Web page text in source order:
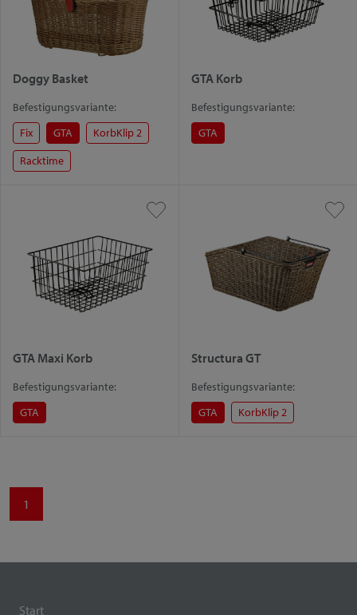
Doggy Basket
Befestigungsvariante:
Fix
GTA
KorbKlip 2
Racktime
GTA Korb
Befestigungsvariante:
GTA
GTA Maxi Korb
Befestigungsvariante:
GTA
Structura GT
Befestigungsvariante:
GTA
KorbKlip 2
1
Start